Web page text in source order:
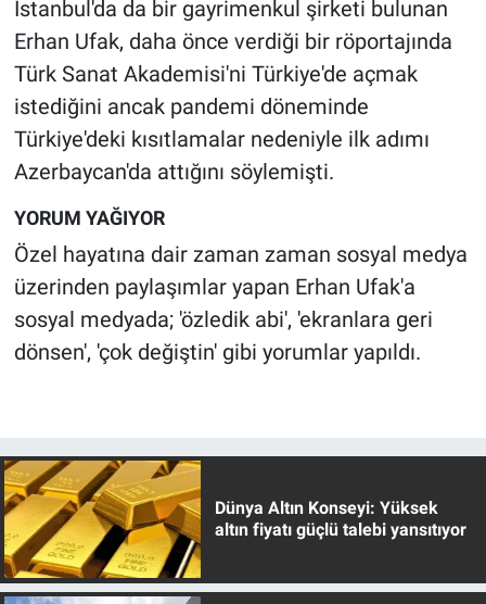
İstanbul'da da bir gayrimenkul şirketi bulunan
Erhan Ufak, daha önce verdiği bir röportajında
Türk Sanat Akademisi'ni Türkiye'de açmak
istediğini ancak pandemi döneminde
Türkiye'deki kısıtlamalar nedeniyle ilk adımı
Azerbaycan'da attığını söylemişti.
YORUM YAĞIYOR
Özel hayatına dair zaman zaman sosyal medya
üzerinden paylaşımlar yapan Erhan Ufak'a
sosyal medyada; 'özledik abi', 'ekranlara geri
dönsen', 'çok değiştin' gibi yorumlar yapıldı.
Dünya Altın Konseyi: Yüksek
altın fiyatı güçlü talebi yansıtıyor